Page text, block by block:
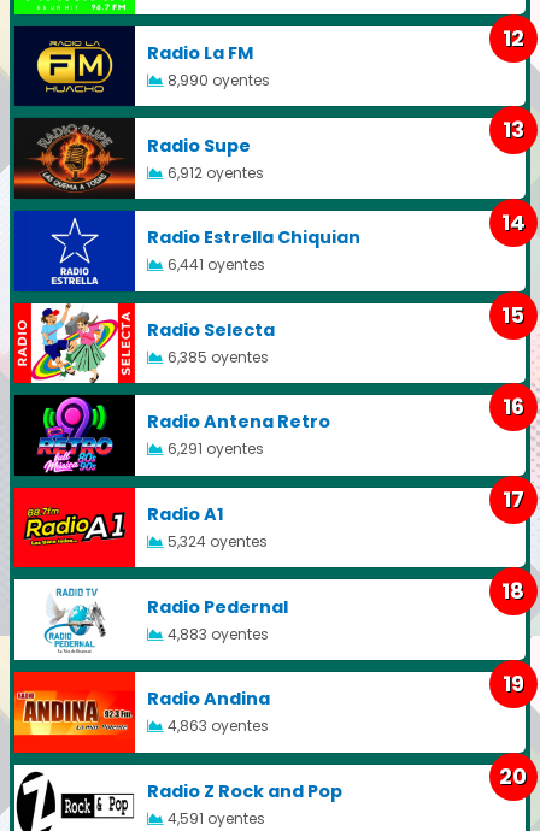
Radio La FM
8,990 oyentes
12
Radio Supe
6,912 oyentes
13
Radio Estrella Chiquian
6,441 oyentes
14
Radio Selecta
6,385 oyentes
15
Radio Antena Retro
6,291 oyentes
16
Radio A1
5,324 oyentes
17
Radio Pedernal
4,883 oyentes
18
Radio Andina
4,863 oyentes
19
Radio Z Rock and Pop
4,591 oyentes
20